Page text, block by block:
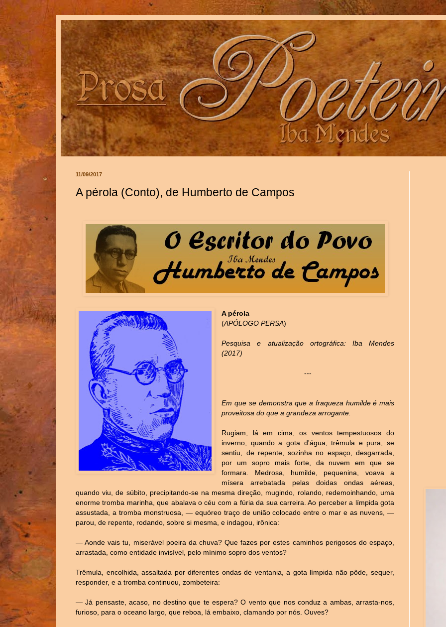
11/09/2017
A pérola (Conto), de Humberto de Campos
A pérola
(APÓLOGO PERSA)
Pesquisa e atualização ortográfica: Iba Mendes
(2017)
---
Em que se demonstra que a fraqueza humilde é mais
proveitosa do que a grandeza arrogante.
Rugiam, lá em cima, os ventos tempestuosos do
inverno, quando a gota d'água, trêmula e pura, se
sentiu, de repente, sozinha no espaço, desgarrada,
por um sopro mais forte, da nuvem em que se
formara. Medrosa, humilde, pequenina, voava a
mísera arrebatada pelas doidas ondas aéreas,
quando viu, de súbito, precipitando-se na mesma direção, mugindo, rolando, redemoinhando, uma
enorme tromba marinha, que abalava o céu com a fúria da sua carreira. Ao perceber a límpida gota
assustada, a tromba monstruosa, — equóreo traço de união colocado entre o mar e as nuvens, —
parou, de repente, rodando, sobre si mesma, e indagou, irônica:
— Aonde vais tu, miserável poeira da chuva? Que fazes por estes caminhos perigosos do espaço,
arrastada, como entidade invisível, pelo mínimo sopro dos ventos?
Trêmula, encolhida, assaltada por diferentes ondas de ventania, a gota límpida não pôde, sequer,
responder, e a tromba continuou, zombeteira:
— Já pensaste, acaso, no destino que te espera? O vento que nos conduz a ambas, arrasta-nos,
furioso, para o oceano largo, que reboa, lá embaixo, clamando por nós. Ouves?